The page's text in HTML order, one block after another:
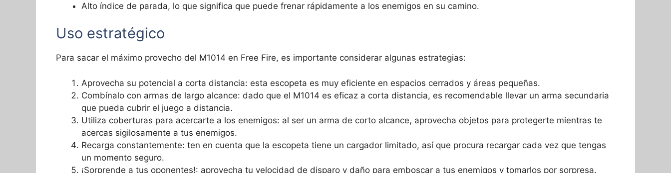
Alto índice de parada, lo que significa que puede frenar rápidamente a los enemigos en su camino.
Uso estratégico
Para sacar el máximo provecho del M1014 en Free Fire, es importante considerar algunas estrategias:
Aprovecha su potencial a corta distancia: esta escopeta es muy eficiente en espacios cerrados y áreas pequeñas.
Combínalo con armas de largo alcance: dado que el M1014 es eficaz a corta distancia, es recomendable llevar un arma secundaria
que pueda cubrir el juego a distancia.
Utiliza coberturas para acercarte a los enemigos: al ser un arma de corto alcance, aprovecha objetos para protegerte mientras te
acercas sigilosamente a tus enemigos.
Recarga constantemente: ten en cuenta que la escopeta tiene un cargador limitado, así que procura recargar cada vez que tengas
un momento seguro.
¡Sorprende a tus oponentes!: aprovecha tu velocidad de disparo y daño para emboscar a tus enemigos y tomarlos por sorpresa.